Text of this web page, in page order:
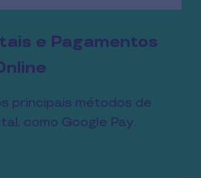
e Pagamentos
principais métodos de
como Google Pay.